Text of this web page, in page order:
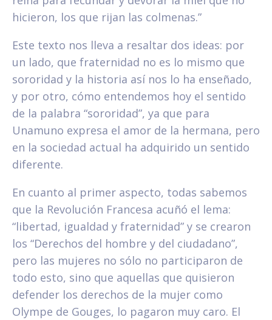
hicieron, los que rijan las colmenas.”
Este texto nos lleva a resaltar dos ideas: por
un lado, que fraternidad no es lo mismo que
sororidad y la historia así nos lo ha enseñado,
y por otro, cómo entendemos hoy el sentido
de la palabra “sororidad”, ya que para
Unamuno expresa el amor de la hermana, pero
en la sociedad actual ha adquirido un sentido
diferente.
En cuanto al primer aspecto, todas sabemos
que la Revolución Francesa acuñó el lema:
“libertad, igualdad y fraternidad” y se crearon
los “Derechos del hombre y del ciudadano”,
pero las mujeres no sólo no participaron de
todo esto, sino que aquellas que quisieron
defender los derechos de la mujer como
Olympe de Gouges, lo pagaron muy caro. El